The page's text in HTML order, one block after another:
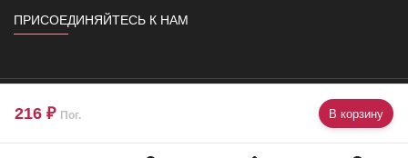
216 ₽ Пог. В корзину
ПРИСОЕДИНЯЙТЕСЬ К НАМ
Copyright © All Rights Reserved.